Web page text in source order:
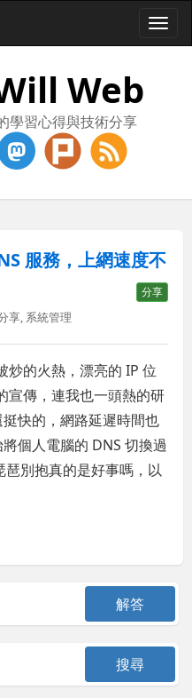
Web
學習心得與技術分享
服務，上網速度不
分享
享 系統管理
炒的火熱，漂亮的 IP 位
宣傳，連我也一頭熱的研
快的，網路延遲時間也
個人電腦的 DNS 切換過
別抱真的是好事嗎，以